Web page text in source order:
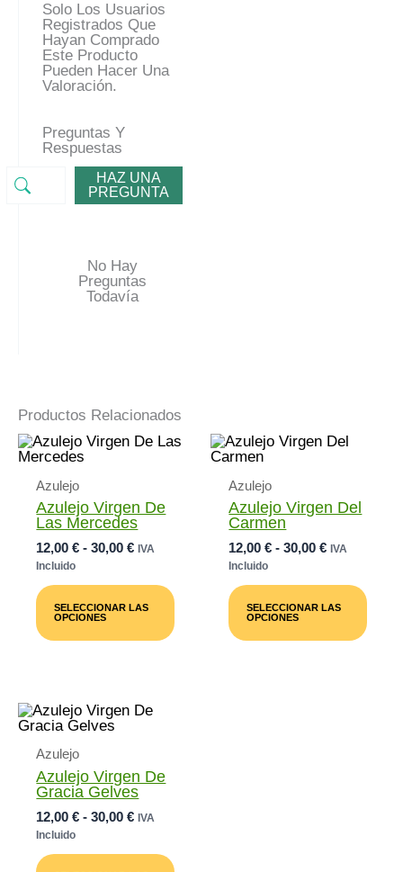
Solo Los Usuarios
Registrados Que
Hayan Comprado
Este Producto
Pueden Hacer Una
Valoración.
Preguntas Y
Respuestas
HAZ UNA
PREGUNTA
No Hay
Preguntas
Todavía
Productos Relacionados
Azulejo
Azulejo Virgen De
Las Mercedes
12,00€ - 30,00€Rango
Desde
12,00 €
Hasta
IVA
Incluido
SELECCIONAR LAS
OPCIONES
Producto
Múltiples
Azulejo
Azulejo Virgen Del
Carmen
12,00€ - 30,00€Rango
Desde
12,00 €
Hasta
IVA
Incluido
SELECCIONAR LAS
OPCIONES
Azulejo
Azulejo Virgen De
Gracia Gelves
12,00€ - 30,00€Rango
Desde
IVA
Incluido